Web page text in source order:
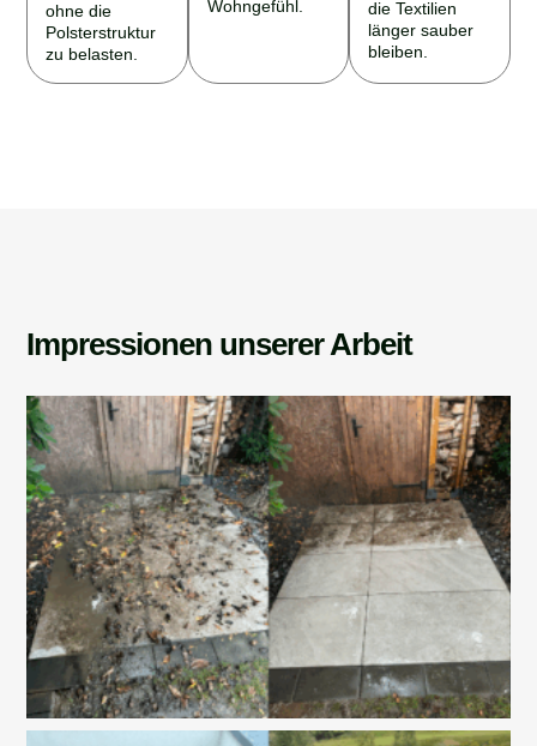
ohne die
Polsterstruktur
zu belasten.
länger sauber
bleiben.
Impressionen unserer Arbeit